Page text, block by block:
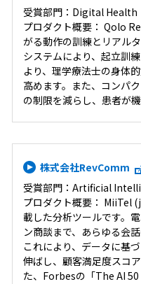
受賞部門：Digital Health
プロダクト概要： Qolo
がる動作の訓練とリアル
システムにより、起立訓
より、理学療法士の身体
高めます。また、コンパ
の制限を減らし、患者が
株式会社RevComm
受賞部門：Artificial
プロダクト概要： MiiTel
載した分析ツールです。
ン商談まで、あらゆる会
これにより、データに基
伸ばし、顧客満足度スコ
た、Forbesの「The AI 50